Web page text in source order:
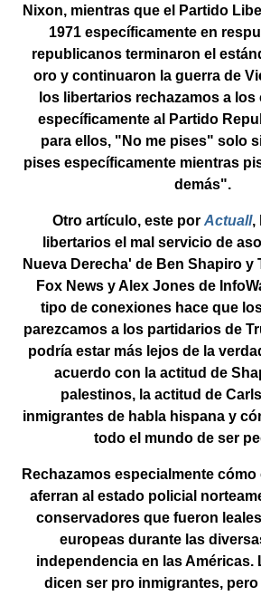
Nixon, mientras que el Partido
1971 específicamente en
republicanos terminaron el
oro y continuaron la guerra de
los libertarios rechazamos a
específicamente al Partido
para ellos, "No me pises" solo
pises específicamente mientras
demás".
Otro artículo, este por Actuall,
libertarios el mal servicio de
Nueva Derecha' de Ben Shapiro y
Fox News y Alex Jones de
tipo de conexiones hace que
parezcamos a los partidarios de
podría estar más lejos de la
acuerdo con la actitud de
palestinos, la actitud de
inmigrantes de habla hispana y
todo el mundo de ser
Rechazamos especialmente
aferran al estado policial
conservadores que fueron
europeas durante las
independencia en las Américas.
dicen ser pro inmigrantes,